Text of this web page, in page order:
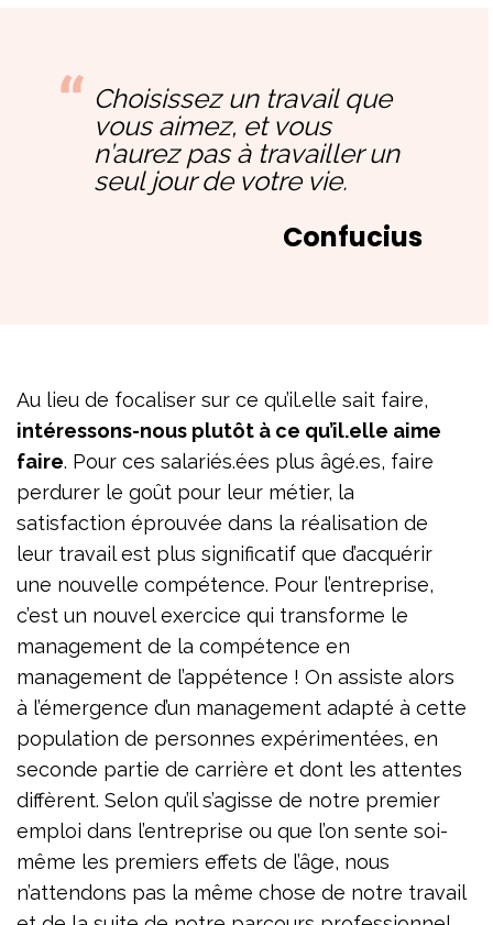
Choisissez un travail que
vous aimez, et vous
n’aurez pas à travailler un
seul jour de votre vie.
Confucius
Au lieu de focaliser sur ce qu’il.elle sait faire,
intéressons-nous plutôt à ce qu’il.elle aime
faire. Pour ces salariés.ées plus âgé.es, faire
perdurer le goût pour leur métier, la
satisfaction éprouvée dans la réalisation de
leur travail est plus significatif que d’acquérir
une nouvelle compétence. Pour l’entreprise,
c’est un nouvel exercice qui transforme le
management de la compétence en
management de l’appétence ! On assiste alors
à l’émergence d’un management adapté à cette
population de personnes expérimentées, en
seconde partie de carrière et dont les attentes
diffèrent. Selon qu’il s’agisse de notre premier
emploi dans l’entreprise ou que l’on sente soi-
même les premiers effets de l’âge, nous
n’attendons pas la même chose de notre travail